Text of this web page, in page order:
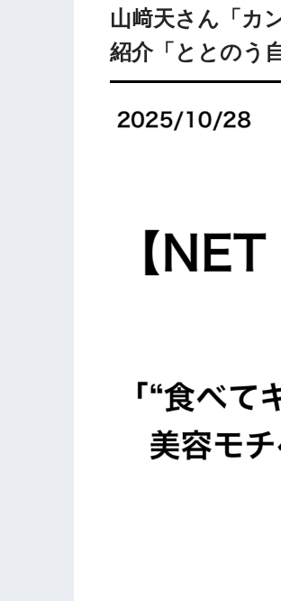
山﨑天さん「カ
紹介「ととのう